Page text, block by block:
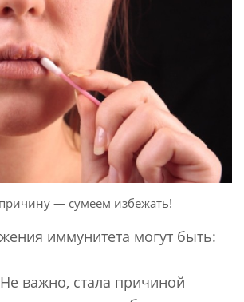
— сумеем избежать!
иммунитета могут быть:
важно, стала причиной